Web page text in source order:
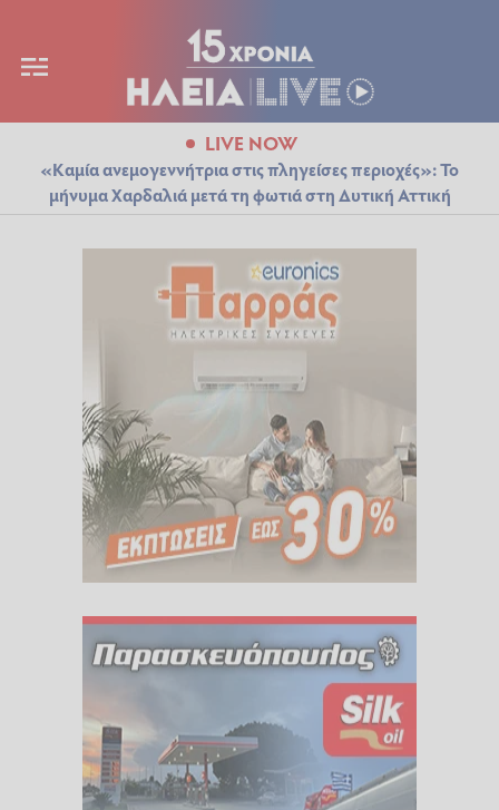
LIVE NOW
«Καμία ανεμογεννήτρια στις πληγείσες περιοχές»: Το
μήνυμα Χαρδαλιά μετά τη φωτιά στη Δυτική Αττική